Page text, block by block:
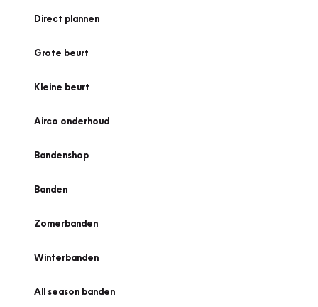
Direct plannen
Grote beurt
Kleine beurt
Airco onderhoud
Bandenshop
Banden
Zomerbanden
Winterbanden
All season banden